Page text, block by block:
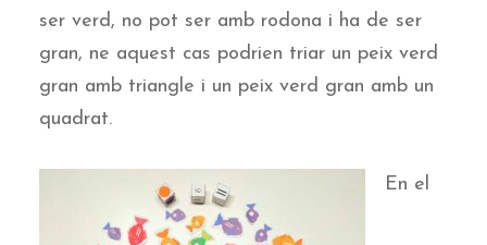
ser verd, no pot ser amb rodona i ha de ser
gran, ne aquest cas podrien triar un peix verd
gran amb triangle i un peix verd gran amb un
quadrat.
En el